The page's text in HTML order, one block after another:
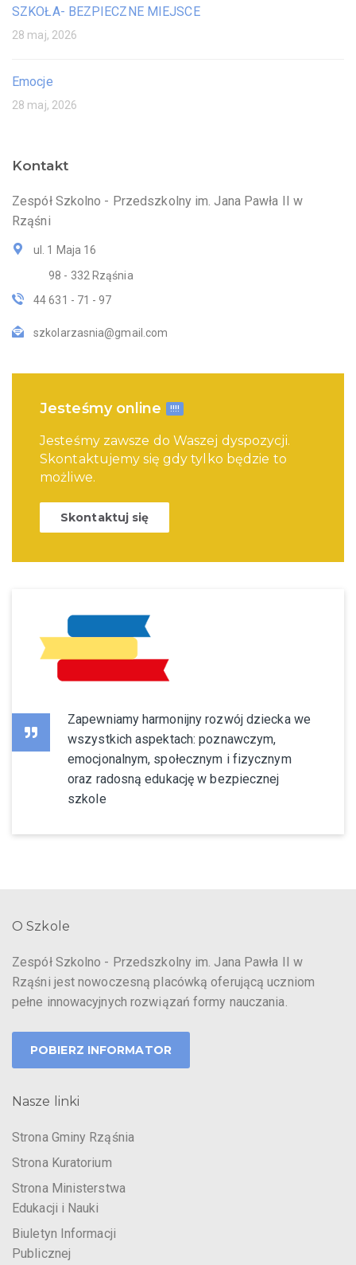
SZKOŁA- BEZPIECZNE MIEJSCE
28 maj, 2026
Emocje
28 maj, 2026
Kontakt
Zespół Szkolno - Przedszkolny im. Jana Pawła II w
Rząśni
ul. 1 Maja 16
98 - 332 Rząśnia
44 631 - 71 - 97
szkolarzasnia@gmail.com
Jesteśmy online !!!!
Jesteśmy zawsze do Waszej dyspozycji.
Skontaktujemy się gdy tylko będzie to
możliwe.
Skontaktuj się
Zapewniamy harmonijny rozwój dziecka we
wszystkich aspektach: poznawczym,
emocjonalnym, społecznym i fizycznym
oraz radosną edukację w bezpiecznej
szkole
O Szkole
Zespół Szkolno - Przedszkolny im. Jana Pawła II w
Rząśni jest nowoczesną placówką oferującą uczniom
pełne innowacyjnych rozwiązań formy nauczania.
POBIERZ INFORMATOR
Nasze linki
Strona Gminy Rząśnia
Strona Kuratorium
Strona Ministerstwa
Edukacji i Nauki
Biuletyn Informacji
Publicznej